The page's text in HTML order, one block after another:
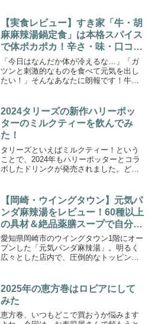
こか日本人の口に合う安心感もあって、
気づいたらスープを飲み干し...
【実食レビュー】すき家「牛・胡
麻麻辣湯鍋定食」は本格スパイス
で体ポカポカ！辛さ・味・口コミ
まとめ
「今日はなんだか体が冷えるな…」「ガ
ツンと刺激的なものを食べて元気を出し
たい！」そんなあなたに朗報です！牛丼
湯鍋定食」が新登場しました。実際に食
べてみると、チェーン店の...
2024タリーズの新作ハリーポッ
ターのミルクティーを飲んでみ
た！
タリーズといえばミルクティー！という
ことで、2024年もハリーポッターとコラ
ボしたドリンクが発売されました。どん
ましょう！2024タリーズとハリーポッタ
ーのコラボはいつか...
【岡崎・ウイングタウン】元気パ
ンダ麻辣湯をレビュー！60種以上
の具材＆絶品薬膳スープで自分好
みに（ご飯食べ放題・学割あり）
愛知県岡崎市のウイングタウン1階にオー
プンした「元気パンダ麻辣湯」。明るく
広々とした店内で、圧倒的なトッピング
店です。麻辣湯が大好きな筆者が実際に
足を運んで分かった、リ...
2025年の恵方巻はロピアにして
みた
恵方巻、いつもどこで買おうか悩みます